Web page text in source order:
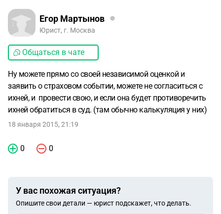
Егор Мартынов
Юрист, г. Москва
Общаться в чате
Ну можете прямо со своей независимой оценкой и
заявить о страховом событии, можете не согласиться с
ихней, и провести свою, и если она будет противоречить
ихней обратиться в суд. (там обычно калькуляция у них)
18 января 2015, 21:19
0 0
У вас похожая ситуация?
Опишите свои детали — юрист подскажет, что делать.